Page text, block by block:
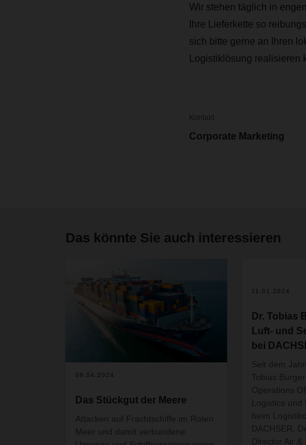
Wir stehen täglich in
Ihre Lieferkette so
sich bitte gerne an Ihren
Logistiklösung realisieren
Kontakt
Corporate Marketing
Das könnte Sie auch interessieren
08.04.2024
Das Stückgut der Meere
Attacken auf Frachtschiffe im Roten
Meer und damit verbundene
11.01.2024
Dr. Tobias
Luft- und
bei
Seit dem
Tobias
Operations
Logistics
beim
DACHSER.
Director Air &